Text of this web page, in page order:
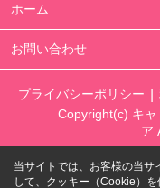
ホーム
お問い合わせ
プライバシーポリシー
Copyright(c) キャ
ア
当サイトでは、お客様の当サ
して、クッキー（Cookie）を